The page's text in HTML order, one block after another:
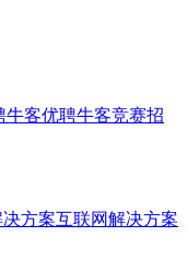
牛客优聘牛客竞赛招
方案互联网解决方案